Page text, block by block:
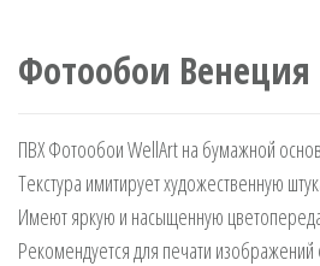
Фотообои Венеция
ПВХ Фотообои WellArt на бумажной
Текстура имитирует художественную
Имеют яркую и насыщенную
Рекомендуется для печати изображений